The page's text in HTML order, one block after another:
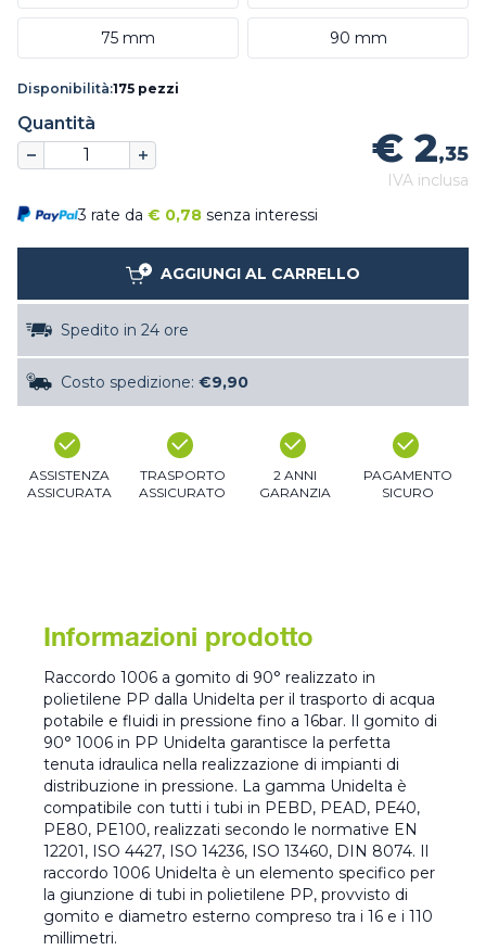
75 mm 90 mm
Disponibilità:175 pezzi
Quantità
€ 2,35
IVA inclusa
3 rate da € 0,78 senza interessi
AGGIUNGI AL CARRELLO
Spedito in 24 ore
Costo spedizione: €9,90
ASSISTENZA
ASSICURATA
TRASPORTO
ASSICURATO
2 ANNI
GARANZIA
PAGAMENTO
SICURO
Informazioni prodotto
Raccordo 1006 a gomito di 90° realizzato in
polietilene PP dalla Unidelta per il trasporto di acqua
potabile e fluidi in pressione fino a 16bar. Il gomito di
90° 1006 in PP Unidelta garantisce la perfetta
tenuta idraulica nella realizzazione di impianti di
distribuzione in pressione. La gamma Unidelta è
compatibile con tutti i tubi in PEBD, PEAD, PE40,
PE80, PE100, realizzati secondo le normative EN
12201, ISO 4427, ISO 14236, ISO 13460, DIN 8074. Il
raccordo 1006 Unidelta è un elemento specifico per
la giunzione di tubi in polietilene PP, provvisto di
gomito e diametro esterno compreso tra i 16 e i 110
millimetri.